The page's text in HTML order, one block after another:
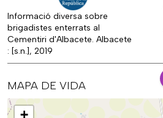
Informació diversa sobre
brigadistes enterrats al
Cementiri d'Albacete. Albacete
: [s.n.], 2019
MAPA DE VIDA
Mapa
+